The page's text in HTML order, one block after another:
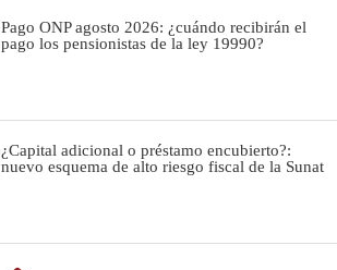
Pago ONP agosto 2026: ¿cuándo recibirán el
pago los pensionistas de la ley 19990?
¿Capital adicional o préstamo encubierto?:
nuevo esquema de alto riesgo fiscal de la Sunat